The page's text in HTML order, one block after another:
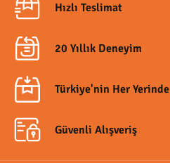
Hızlı Teslimat
20 Yıllık Deneyim
Türkiye'nin Her Yerinde
Güvenli Alışveriş